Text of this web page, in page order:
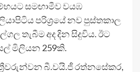
සමඟාමීව වයඹ
පරිශ්‍රයේ නව පුස්තකාල
තැබීම අද දින සිදුවිය. ඊට
මිලියන 259කි.
බී.වයි.ජී රත්නසේකර,